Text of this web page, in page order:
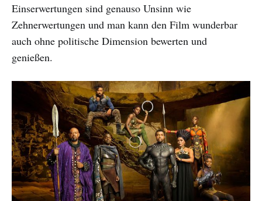
Einserwertungen sind genauso Unsinn wie
Zehnerwertungen und man kann den Film wunderbar
auch ohne politische Dimension bewerten und
genießen.